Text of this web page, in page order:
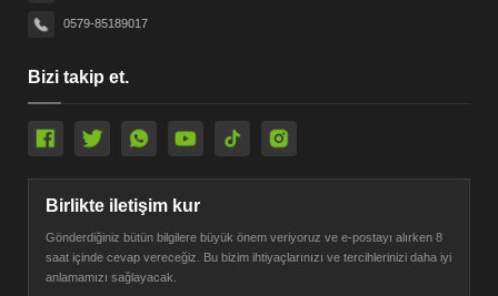
0579-85189017
Bizi takip et.
Birlikte iletişim kur
Gönderdiğiniz bütün bilgilere büyük önem veriyoruz ve e-postayı alırken 8
saat içinde cevap vereceğiz. Bu bizim ihtiyaçlarınızı ve tercihlerinizi daha iyi
anlamamızı sağlayacak.